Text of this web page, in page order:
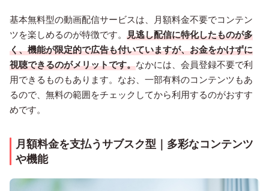
基本無料型の動画配信サービスは、月額料金不要でコンテン
ツを楽しめるのが特徴です。 見逃し配信に特化したものが多
く、機能が限定的で広告も付いていますが、お金をかけずに
視聴できるのがメリットです。なかには、会員登録不要で利
用できるものもあります。なお、一部有料のコンテンツもあ
るので、無料の範囲をチェックしてから利用するのがおすす
めです。
月額料金を支払うサブスク型｜多彩なコンテンツ
や機能